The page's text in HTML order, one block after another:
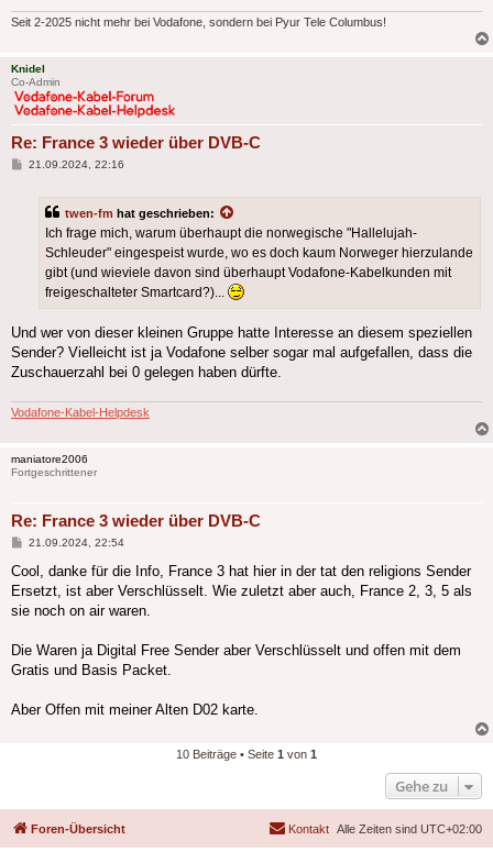
Seit 2-2025 nicht mehr bei Vodafone, sondern bei Pyur Tele Columbus!
Knidel
Co-Admin
Re: France 3 wieder über DVB-C
Beitrag
21.09.2024, 22:16
twen-fm hat geschrieben:
Ich frage mich, warum überhaupt die norwegische "Hallelujah-
Schleuder" eingespeist wurde, wo es doch kaum Norweger hierzulande
gibt (und wieviele davon sind überhaupt Vodafone-Kabelkunden mit
freigeschalteter Smartcard?)...
Und wer von dieser kleinen Gruppe hatte Interesse an diesem speziellen
Sender? Vielleicht ist ja Vodafone selber sogar mal aufgefallen, dass die
Zuschauerzahl bei 0 gelegen haben dürfte.
Vodafone-Kabel-Helpdesk
maniatore2006
Fortgeschrittener
Re: France 3 wieder über DVB-C
Beitrag
21.09.2024, 22:54
Cool, danke für die Info, France 3 hat hier in der tat den religions Sender
Ersetzt, ist aber Verschlüsselt. Wie zuletzt aber auch, France 2, 3, 5 als
sie noch on air waren.
Die Waren ja Digital Free Sender aber Verschlüsselt und offen mit dem
Gratis und Basis Packet.
Aber Offen mit meiner Alten D02 karte.
10 Beiträge • Seite 1 von 1
Gehe zu
Foren-Übersicht Alle Zeiten sind UTC+02:00
Kontakt